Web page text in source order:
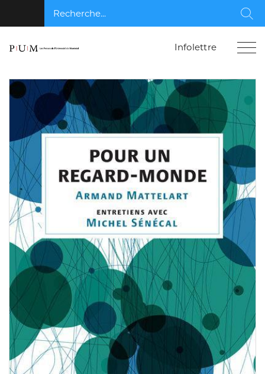
Recherche...
Infolettre